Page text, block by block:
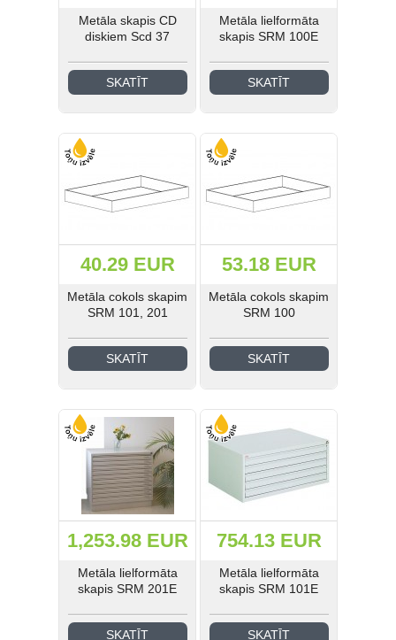
Metāla skapis CD
diskiem Scd 37
SKATĪT
Metāla lielformāta
skapis SRM 100E
SKATĪT
40.29 EUR
Metāla cokols skapim
SRM 101, 201
SKATĪT
53.18 EUR
Metāla cokols skapim
SRM 100
SKATĪT
1,253.98 EUR
Metāla lielformāta
skapis SRM 201E
SKATĪT
754.13 EUR
Metāla lielformāta
skapis SRM 101E
SKATĪT
Ielogoties
Reģistrēties